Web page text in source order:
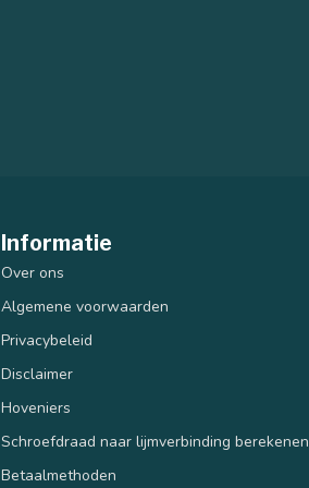
Informatie
Over ons
Algemene voorwaarden
Privacybeleid
Disclaimer
Hoveniers
Schroefdraad naar lijmverbinding berekenen
Betaalmethoden